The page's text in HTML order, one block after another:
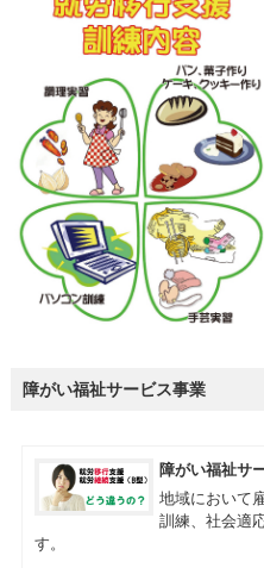
障がい福祉サービス事業
障がい福祉サ
地域において
訓練、社会適
す。